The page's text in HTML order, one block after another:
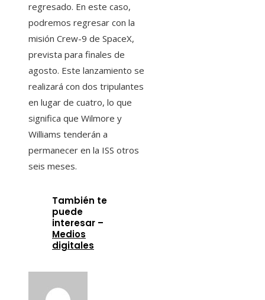
regresado. En este caso,
podremos regresar con la
misión Crew-9 de SpaceX,
prevista para finales de
agosto. Este lanzamiento se
realizará con dos tripulantes
en lugar de cuatro, lo que
significa que Wilmore y
Williams tenderán a
permanecer en la ISS otros
seis meses.
También te
puede
interesar –
Medios
digitales